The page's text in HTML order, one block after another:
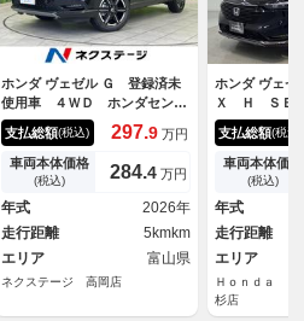
ホンダ ヴェゼル Ｇ 登録済未
使用車 ４ＷＤ ホンダセンシ
ング コーナーセンサー シー
トヒーター ＬＥＤヘッド Ｌ
ＥＤフォグ オートハイビー
ム オートエアコン スマート
キー 純正１６インチアルミ
誤発進抑制機 車線逸脱警報
支払総額(税込) 297.9 万円
車両本体価格
(税込) 284.4 万円
年式
2026年
走行距離
5kmkm
エリア
富山県
ネクステージ 高岡店
ホンダ ヴェゼ
Ｘ Ｈ ＳＥ
５年保証 ワ
Ｃ ＬＥＤラ
ト ＶＳＡ
ミ スマ－ト
－ 盗難防止
簿 ＡＡＣ
ンオーナ－
支払総額(税込)
車両本体価格
(税込)
年式
走行距離
エリア
Ｈｏｎｄａ
杉店